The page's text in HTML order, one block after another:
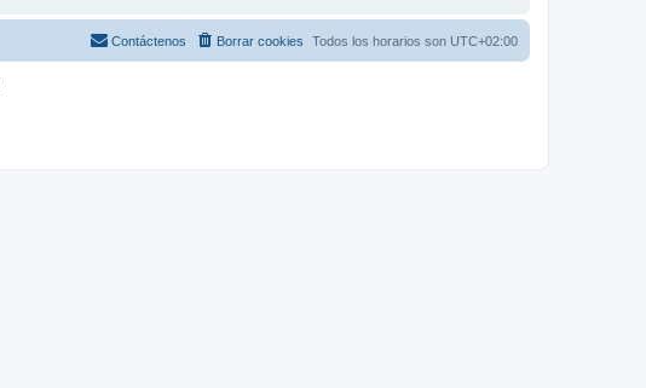
Todos los horarios son UTC+02:00
Borrar cookies
Contáctenos